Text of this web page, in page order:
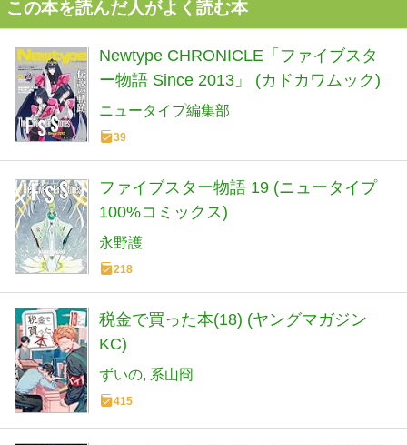
この本を読んだ人がよく読む本
Newtype CHRONICLE「ファイブスタ
ー物語 Since 2013」 (カドカワムック)
ニュータイプ編集部
39
ファイブスター物語 19 (ニュータイプ
100%コミックス)
永野護
218
税金で買った本(18) (ヤングマガジン
KC)
ずいの 系山冏
415